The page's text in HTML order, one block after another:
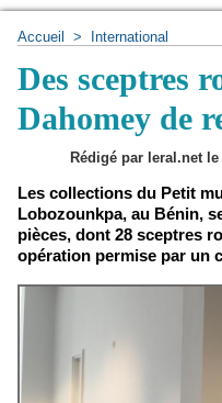
Accueil > International
Des sceptres
Dahomey de
Rédigé par leral.net le
Les collections du Petit
Lobozounkpa, au Bénin,
pièces, dont 28 sceptres
opération permise par un